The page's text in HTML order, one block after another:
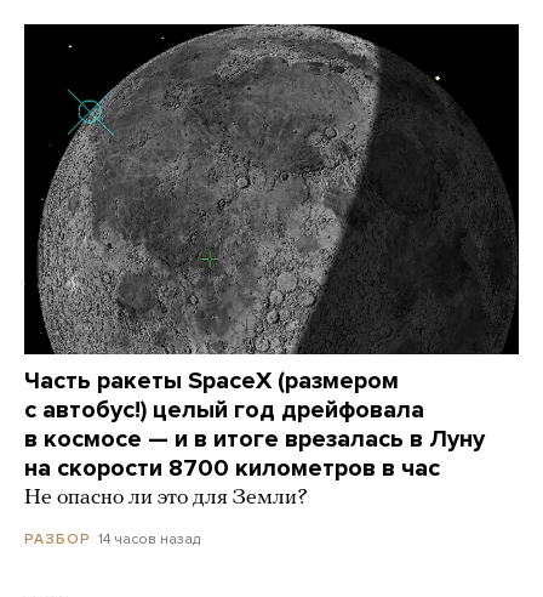
Часть ракеты SpaceX (размером
с автобус!) целый год дрейфовала
в космосе — и в итоге врезалась в Луну
на скорости 8700 километров в час
Не опасно ли это для Земли?
РАЗБОР 14 часов назад